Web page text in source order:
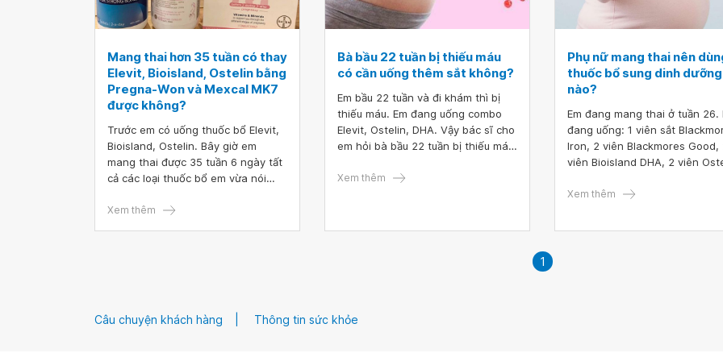
Mang thai hơn 35 tuần có thay
Elevit, Bioisland, Ostelin bằng
Pregna-Won và Mexcal MK7
được không?
Trước em có uống thuốc bổ Elevit,
Bioisland, Ostelin. Bây giờ em
mang thai được 35 tuần 6 ngày tất
cả các loại thuốc bổ em vừa nói
mang thai hơn 35 tuần có thay
Xem thêm
Bà bầu 22 tuần bị thiếu máu
có cần uống thêm sắt không?
Em bầu 22 tuần và đi khám thì bị
thiếu máu. Em đang uống combo
Elevit, Ostelin, DHA. Vậy bác sĩ cho
em hỏi bà bầu 22 tuần bị thiếu máu
Xem thêm
Phụ nữ mang thai nên
thuốc bổ sung dinh
nào?
Em đang mang thai ở tuần 26.
đang uống: 1 viên sắt
Iron, 2 viên Blackmores Good,
viên Bioisland DHA, 2 viên
dược sĩ cho em hỏi phụ nữ
Xem thêm
1
Câu chuyện khách hàng Thông tin sức khỏe